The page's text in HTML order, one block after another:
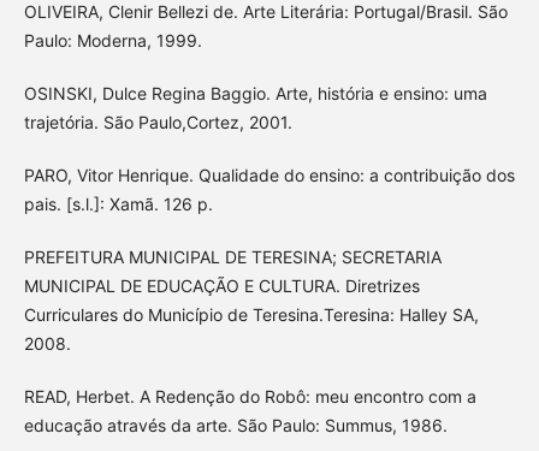
OLIVEIRA, Clenir Bellezi de. Arte Literária: Portugal/Brasil. São
Paulo: Moderna, 1999.
OSINSKI, Dulce Regina Baggio. Arte, história e ensino: uma
trajetória. São Paulo,Cortez, 2001.
PARO, Vitor Henrique. Qualidade do ensino: a contribuição dos
pais. [s.l.]: Xamã. 126 p.
PREFEITURA MUNICIPAL DE TERESINA; SECRETARIA
MUNICIPAL DE EDUCAÇÃO E CULTURA. Diretrizes
Curriculares do Município de Teresina.Teresina: Halley SA,
2008.
READ, Herbet. A Redenção do Robô: meu encontro com a
educação através da arte. São Paulo: Summus, 1986.